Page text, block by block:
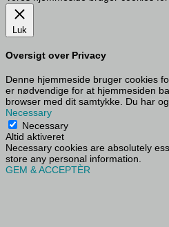
Luk
Oversigt over Privacy
Denne hjemmeside bruger cookies
er nødvendige for at hjemmesiden
browser med dit samtykke. Du har
Necessary
Necessary
Altid aktiveret
Necessary cookies are absolutely
store any personal information.
GEM & ACCEPTÈR